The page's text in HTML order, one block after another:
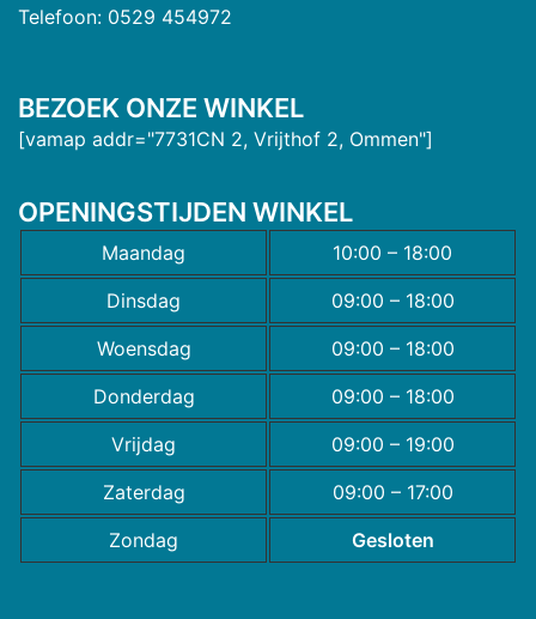
Telefoon: 0529 454972
BEZOEK ONZE WINKEL
[vamap addr="7731CN 2, Vrijthof 2, Ommen"]
OPENINGSTIJDEN WINKEL
Maandag
10:00 – 18:00
Dinsdag
09:00 – 18:00
Woensdag
09:00 – 18:00
Donderdag
09:00 – 18:00
Vrijdag
09:00 – 19:00
Zaterdag
09:00 – 17:00
Zondag
Gesloten